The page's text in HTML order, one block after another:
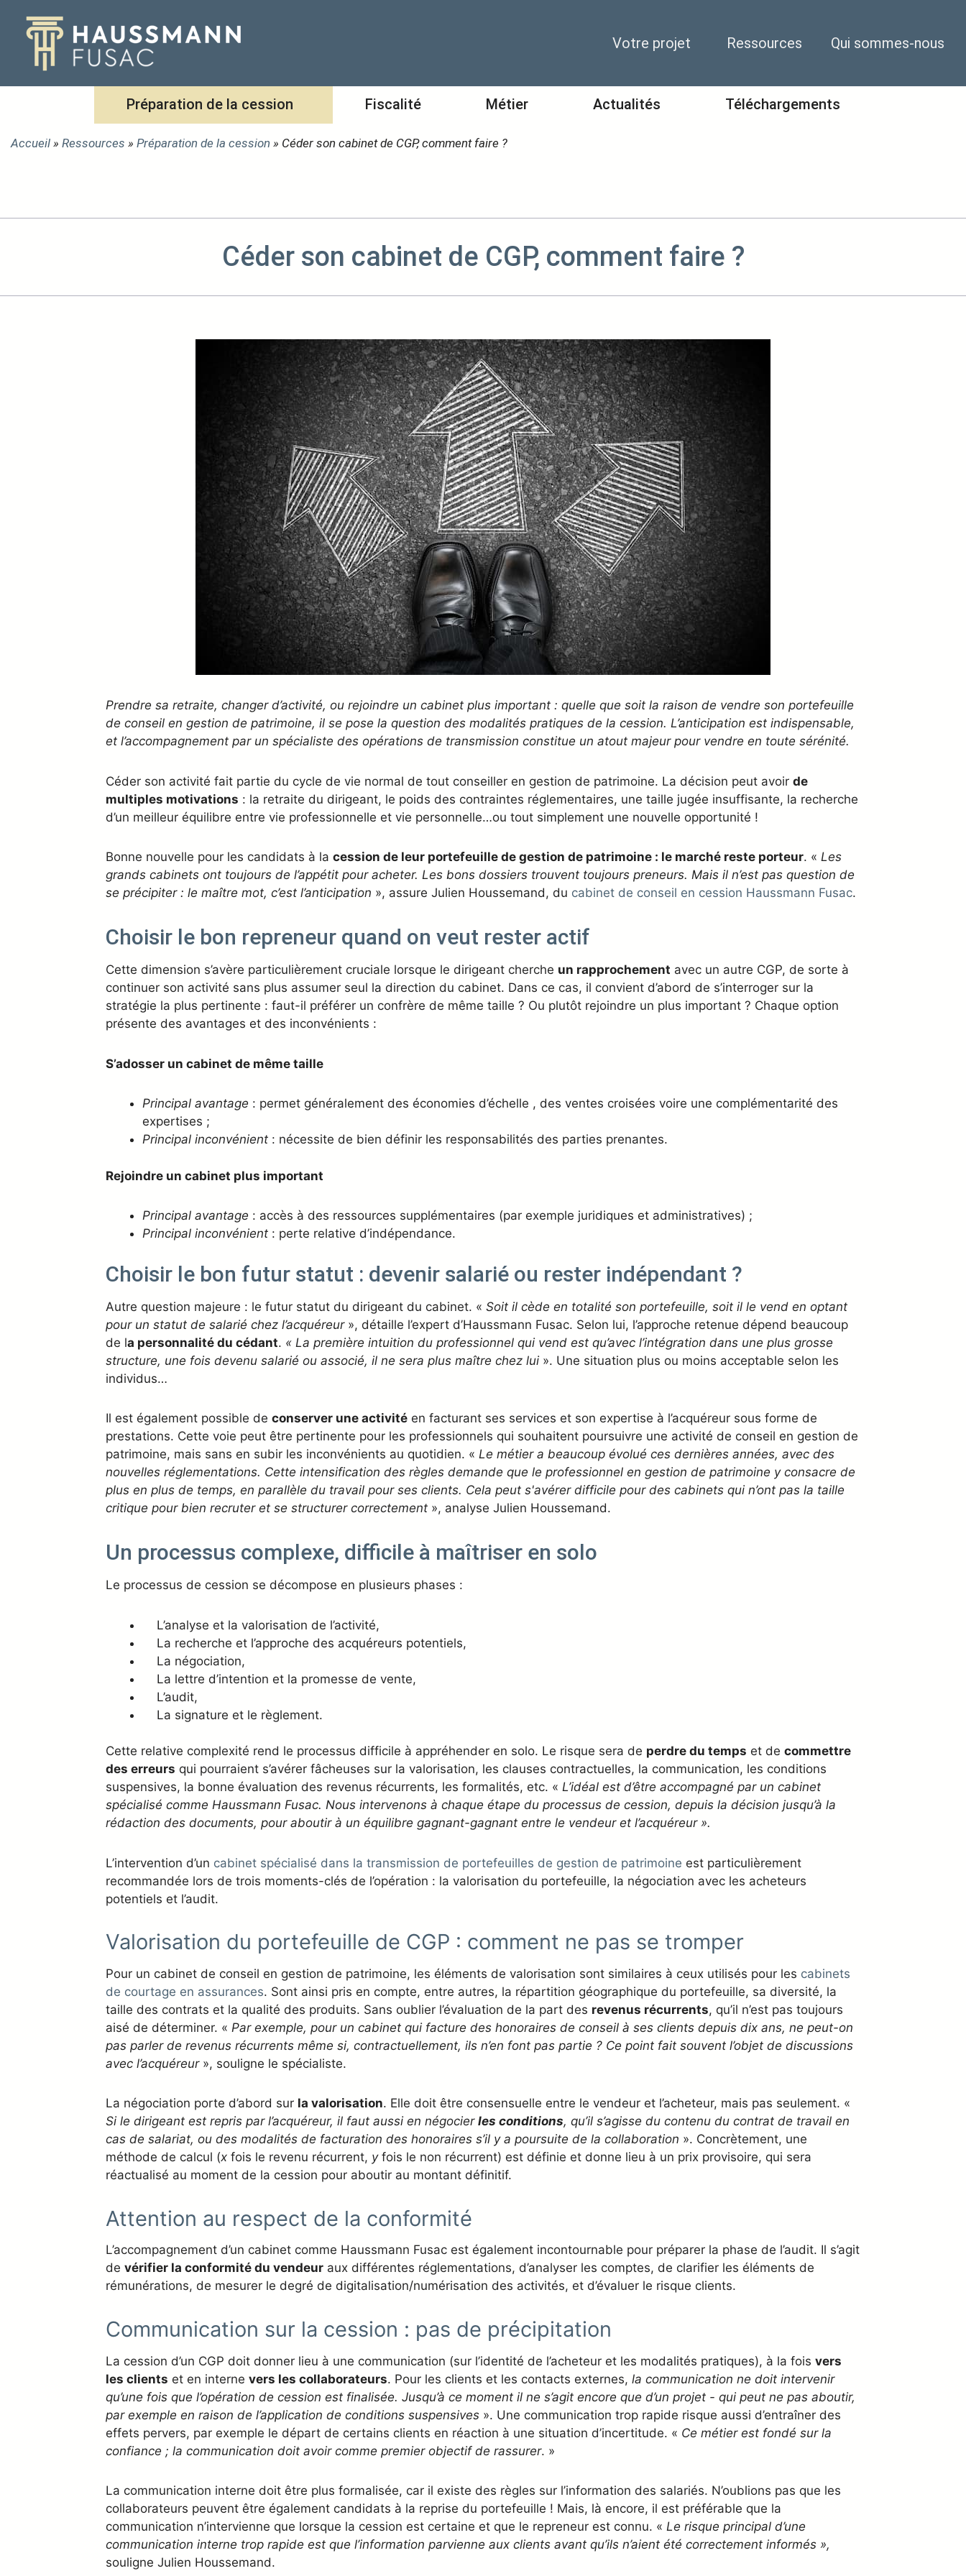
contenu
Votre projet Ressources Qui sommes-nous
Préparation de la cession Fiscalité Métier Actualités Téléchargements
Accueil » Ressources » Préparation de la cession » Céder son cabinet de CGP, comment faire ?
Céder son cabinet de CGP, comment faire ?
Prendre sa retraite, changer d’activité, ou rejoindre un cabinet plus important : quelle que soit la raison de vendre son portefeuille
de conseil en gestion de patrimoine, il se pose la question des modalités pratiques de la cession. L’anticipation est indispensable,
et l’accompagnement par un spécialiste des opérations de transmission constitue un atout majeur pour vendre en toute sérénité.
Céder son activité fait partie du cycle de vie normal de tout conseiller en gestion de patrimoine. La décision peut avoir de
multiples motivations : la retraite du dirigeant, le poids des contraintes réglementaires, une taille jugée insuffisante, la recherche
d’un meilleur équilibre entre vie professionnelle et vie personnelle…ou tout simplement une nouvelle opportunité !
Bonne nouvelle pour les candidats à la cession de leur portefeuille de gestion de patrimoine : le marché reste porteur. « Les
grands cabinets ont toujours de l’appétit pour acheter. Les bons dossiers trouvent toujours preneurs. Mais il n’est pas question de
se précipiter : le maître mot, c’est l’anticipation », assure Julien Houssemand, du cabinet de conseil en cession Haussmann Fusac.
Choisir le bon repreneur quand on veut rester actif
Cette dimension s’avère particulièrement cruciale lorsque le dirigeant cherche un rapprochement avec un autre CGP, de sorte à
continuer son activité sans plus assumer seul la direction du cabinet. Dans ce cas, il convient d’abord de s’interroger sur la
stratégie la plus pertinente : faut-il préférer un confrère de même taille ? Ou plutôt rejoindre un plus important ? Chaque option
présente des avantages et des inconvénients :
S’adosser un cabinet de même taille
Principal avantage : permet généralement des économies d’échelle , des ventes croisées voire une complémentarité des
expertises ;
Principal inconvénient : nécessite de bien définir les responsabilités des parties prenantes.
Rejoindre un cabinet plus important
Principal avantage : accès à des ressources supplémentaires (par exemple juridiques et administratives) ;
Principal inconvénient : perte relative d’indépendance.
Choisir le bon futur statut : devenir salarié ou rester indépendant ?
Autre question majeure : le futur statut du dirigeant du cabinet. « Soit il cède en totalité son portefeuille, soit il le vend en optant
pour un statut de salarié chez l’acquéreur», détaille l’expert d’Haussmann Fusac. Selon lui, l’approche retenue dépend beaucoup
de la personnalité du cédant. « La première intuition du professionnel qui vend est qu’avec l’intégration dans une plus grosse
structure, une fois devenu salarié ou associé, il ne sera plus maître chez lui ». Une situation plus ou moins acceptable selon les
individus…
Il est également possible de conserver une activité en facturant ses services et son expertise à l’acquéreur sous forme de
prestations. Cette voie peut être pertinente pour les professionnels qui souhaitent poursuivre une activité de conseil en gestion de
patrimoine, mais sans en subir les inconvénients au quotidien. « Le métier a beaucoup évolué ces dernières années, avec des
nouvelles réglementations. Cette intensification des règles demande que le professionnel en gestion de patrimoine y consacre de
plus en plus de temps, en parallèle du travail pour ses clients. Cela peut s'avérer difficile pour des cabinets qui n’ont pas la taille
critique pour bien recruter et se structurer correctement », analyse Julien Houssemand.
Un processus complexe, difficile à maîtriser en solo
Le processus de cession se décompose en plusieurs phases :
L’analyse et la valorisation de l’activité,
La recherche et l’approche des acquéreurs potentiels,
La négociation,
La lettre d’intention et la promesse de vente,
L’audit,
La signature et le règlement.
Cette relative complexité rend le processus difficile à appréhender en solo. Le risque sera de perdre du temps et de commettre
des erreurs qui pourraient s’avérer fâcheuses sur la valorisation, les clauses contractuelles, la communication, les conditions
suspensives, la bonne évaluation des revenus récurrents, les formalités, etc. « L’idéal est d’être accompagné par un cabinet
spécialisé comme Haussmann Fusac. Nous intervenons à chaque étape du processus de cession, depuis la décision jusqu’à la
rédaction des documents, pour aboutir à un équilibre gagnant-gagnant entre le vendeur et l’acquéreur ».
L’intervention d’un cabinet spécialisé dans la transmission de portefeuilles de gestion de patrimoine est particulièrement
recommandée lors de trois moments-clés de l’opération : la valorisation du portefeuille, la négociation avec les acheteurs
potentiels et l’audit.
Valorisation du portefeuille de CGP : comment ne pas se tromper
Pour un cabinet de conseil en gestion de patrimoine, les éléments de valorisation sont similaires à ceux utilisés pour les cabinets
de courtage en assurances. Sont ainsi pris en compte, entre autres, la répartition géographique du portefeuille, sa diversité, la
taille des contrats et la qualité des produits. Sans oublier l’évaluation de la part des revenus récurrents, qu’il n’est pas toujours
aisé de déterminer. « Par exemple, pour un cabinet qui facture des honoraires de conseil à ses clients depuis dix ans, ne peut-on
pas parler de revenus récurrents même si, contractuellement, ils n’en font pas partie ? Ce point fait souvent l’objet de discussions
avec l’acquéreur », souligne le spécialiste.
La négociation porte d’abord sur la valorisation. Elle doit être consensuelle entre le vendeur et l’acheteur, mais pas seulement. «
Si le dirigeant est repris par l’acquéreur, il faut aussi en négocier les conditions, qu’il s’agisse du contenu du contrat de travail en
cas de salariat, ou des modalités de facturation des honoraires s’il y a poursuite de la collaboration ». Concrètement, une
méthode de calcul (x fois le revenu récurrent, y fois le non récurrent) est définie et donne lieu à un prix provisoire, qui sera
réactualisé au moment de la cession pour aboutir au montant définitif.
Attention au respect de la conformité
L’accompagnement d’un cabinet comme Haussmann Fusac est également incontournable pour préparer la phase de l’audit. Il s’agit
de vérifier la conformité du vendeur aux différentes réglementations, d’analyser les comptes, de clarifier les éléments de
rémunérations, de mesurer le degré de digitalisation/numérisation des activités, et d’évaluer le risque clients.
Communication sur la cession : pas de précipitation
La cession d’un CGP doit donner lieu à une communication (sur l’identité de l’acheteur et les modalités pratiques), à la fois vers
les clients et en interne vers les collaborateurs. Pour les clients et les contacts externes, la communication ne doit intervenir
qu’une fois que l’opération de cession est finalisée. Jusqu’à ce moment il ne s’agit encore que d’un projet - qui peut ne pas aboutir,
par exemple en raison de l’application de conditions suspensives ». Une communication trop rapide risque aussi d’entraîner des
effets pervers, par exemple le départ de certains clients en réaction à une situation d’incertitude. « Ce métier est fondé sur la
confiance ; la communication doit avoir comme premier objectif de rassurer. »
La communication interne doit être plus formalisée, car il existe des règles sur l’information des salariés. N’oublions pas que les
collaborateurs peuvent être également candidats à la reprise du portefeuille ! Mais, là encore, il est préférable que la
communication n’intervienne que lorsque la cession est certaine et que le repreneur est connu. « Le risque principal d’une
communication interne trop rapide est que l’information parvienne aux clients avant qu’ils n’aient été correctement informés »,
souligne Julien Houssemand.